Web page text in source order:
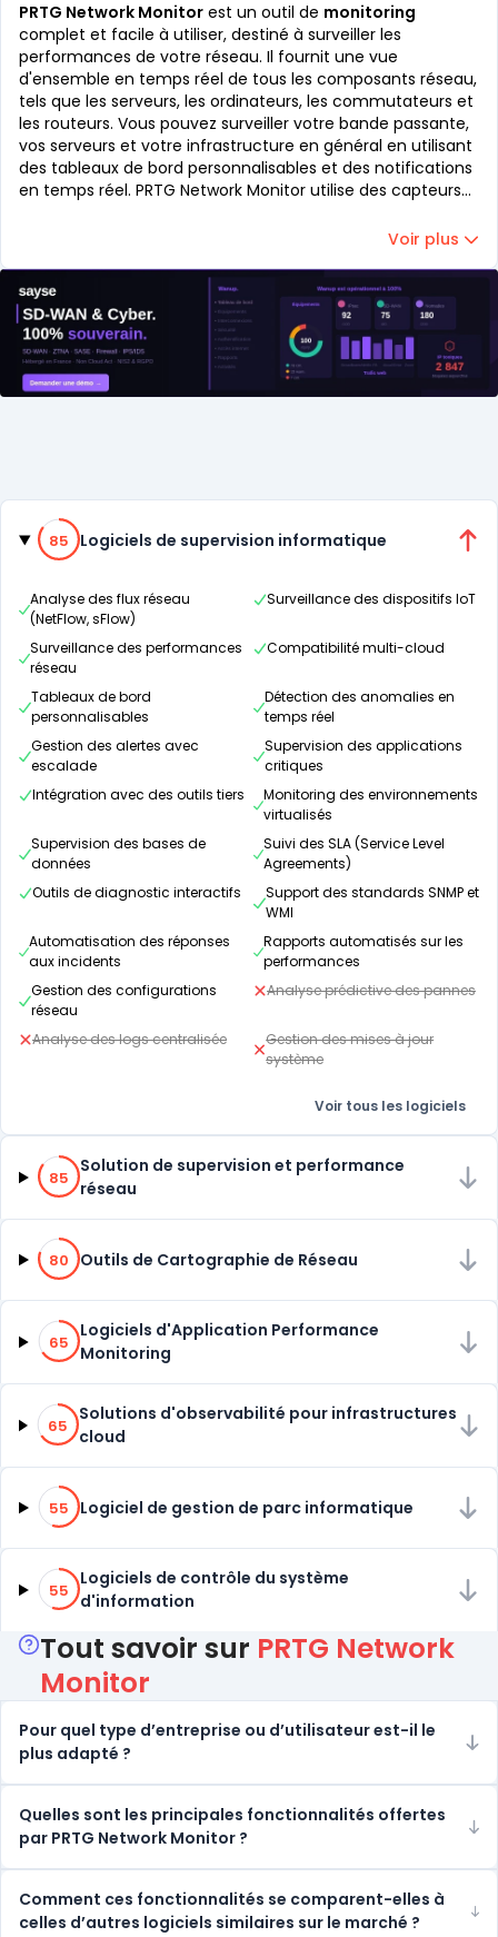
PRTG Network Monitor est un outil de monitoring
complet et facile à utiliser, destiné à surveiller les
performances de votre réseau. Il fournit une vue
d'ensemble en temps réel de tous les composants réseau,
tels que les serveurs, les ordinateurs, les commutateurs et
les routeurs. Vous pouvez surveiller votre bande passante,
vos serveurs et votre infrastructure en général en utilisant
des tableaux de bord personnalisables et des notifications
en temps réel. PRTG Network Monitor utilise des capteurs
en cas de problème, ce qui vous permet de réagir
réseau en bon état de fonctionnement.
Voir plus
Catégories
85% de compatibilité
85 Logiciels de supervision informatique
Analyse des flux réseau
(NetFlow, sFlow)
Surveillance des dispositifs IoT
Surveillance des performances
réseau
Compatibilité multi-cloud
Tableaux de bord
personnalisables
Détection des anomalies en
temps réel
Gestion des alertes avec
escalade
Supervision des applications
critiques
Intégration avec des outils tiers
Monitoring des environnements
virtualisés
Supervision des bases de
données
Suivi des SLA (Service Level
Agreements)
Outils de diagnostic interactifs
Support des standards SNMP et
WMI
Automatisation des réponses
aux incidents
Rapports automatisés sur les
performances
Gestion des configurations
réseau
Analyse prédictive des pannes
Analyse des logs centralisée
Gestion des mises à jour
système
Voir tous les logiciels
85% de compatibilité
85
Solution de supervision et performance
réseau
80% de compatibilité
80 Outils de Cartographie de Réseau
65% de compatibilité
65
Logiciels d'Application Performance
Monitoring
65% de compatibilité
65
Solutions d'observabilité pour infrastructures
cloud
55% de compatibilité
55 Logiciel de gestion de parc informatique
55% de compatibilité
55
Logiciels de contrôle du système
d'information
Tout savoir sur PRTG Network
Monitor
Pour quel type d’entreprise ou d’utilisateur est-il le
plus adapté ?
Quelles sont les principales fonctionnalités offertes
par PRTG Network Monitor ?
Comment ces fonctionnalités se comparent-elles à
celles d’autres logiciels similaires sur le marché ?